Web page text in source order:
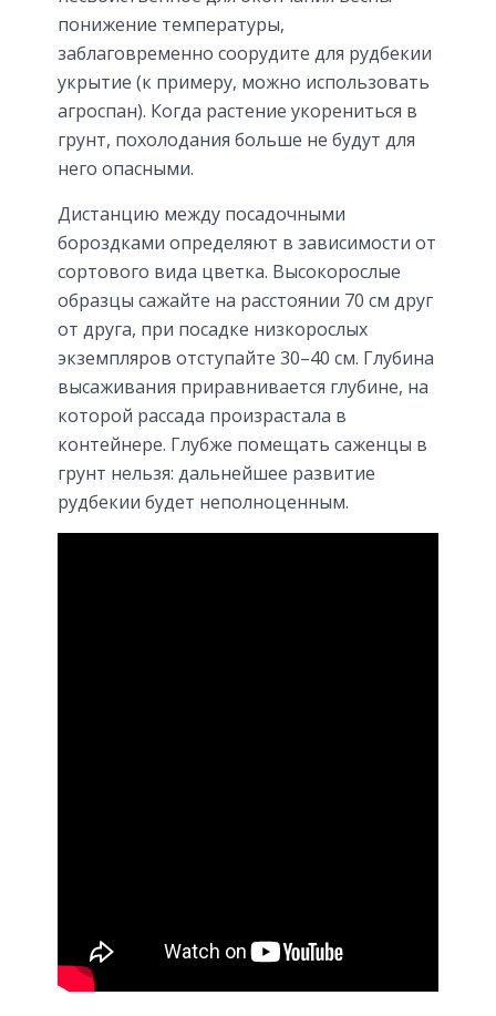
понижение температуры,
заблаговременно соорудите для рудбекии
укрытие (к примеру, можно использовать
агроспан). Когда растение укорениться в
грунт, похолодания больше не будут для
него опасными.
Дистанцию между посадочными
бороздками определяют в зависимости от
сортового вида цветка. Высокорослые
образцы сажайте на расстоянии 70 см друг
от друга, при посадке низкорослых
экземпляров отступайте 30–40 см. Глубина
высаживания приравнивается глубине, на
которой рассада произрастала в
контейнере. Глубже помещать саженцы в
грунт нельзя: дальнейшее развитие
рудбекии будет неполноценным.